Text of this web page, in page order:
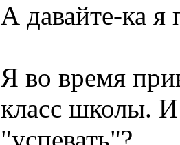
А давайте-ка
Я во время
класс школы.